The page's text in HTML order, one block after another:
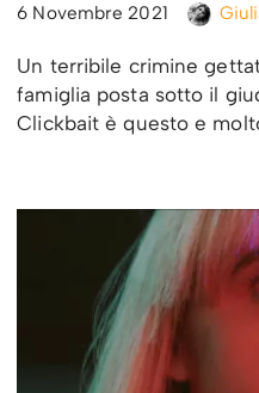
6 Novembre 2021
Un terribile crimine
famiglia posta sotto il
Clickbait è questo e